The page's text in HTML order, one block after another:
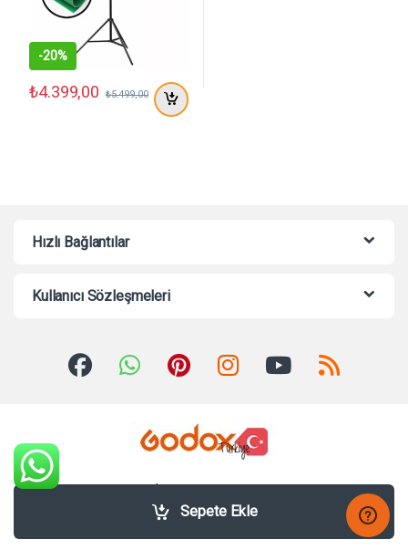
Sepete Ekle
-20%
₺4.399,00 ₺5.499,00
Hızlı Bağlantılar
Kullanıcı Sözleşmeleri
Sorularınız mı var? Bize 7/24
Whatsappdan Yazabilirsiniz!
+90535 463 6636